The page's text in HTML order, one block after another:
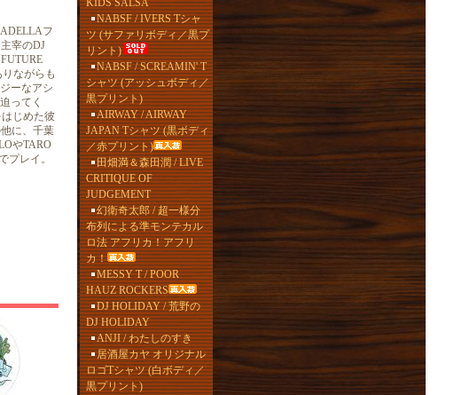
フ
宰のDJ
ながらも
ーなアシ
ってく
じめた彼
に、千葉
やTARO
プレイ。
KIDS SALSA
NABSF / IVERS Tシャ
ツ (サファリボディ／黒プ
リント)
NABSF / SCREAMIN' T
シャツ (アッシュボディ／
黒プリント)
AIRWAY / AIRWAY
JAPAN Tシャツ (黒ボディ
／赤プリント)
田畑満＆森田潤 / LIVE
CRITIQUE OF
JUDGEMENT
幻衛奇太郎 / 超一様分
布列による準モンテカル
ロ法 アフリカ！アフリ
カ！
MESSY T / POOR
HAUZ ROCKERS
DJ HOLIDAY / 荒野の
DJ HOLIDAY
ANJI / わたしのすき
居酒屋カヤ オリジナル
ロゴTシャツ (白ボディ／
黒プリント)